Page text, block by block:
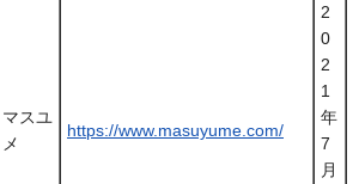
マスユ
メ
https://www.masuyume.com/
2
0
2
1
年
7
月